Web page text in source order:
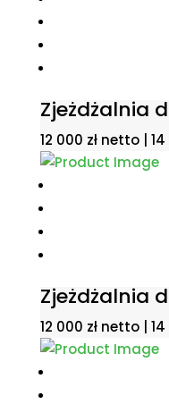
Zjeżdżalnia
12 000 zł netto |
Zjeżdżalnia
12 000 zł netto |